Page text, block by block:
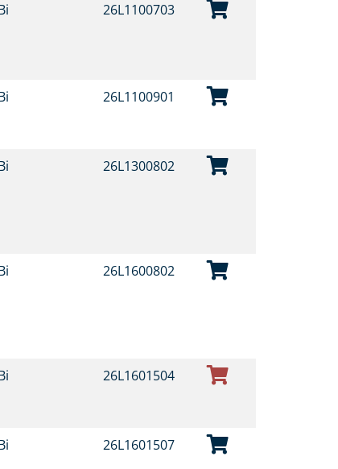
26L1100703
26L1100901
26L1300802
26L1600802
26L1601504
26L1601507